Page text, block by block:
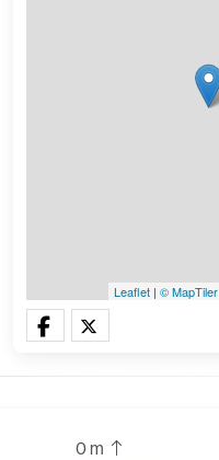
Leaflet | © MapTiler
0 m